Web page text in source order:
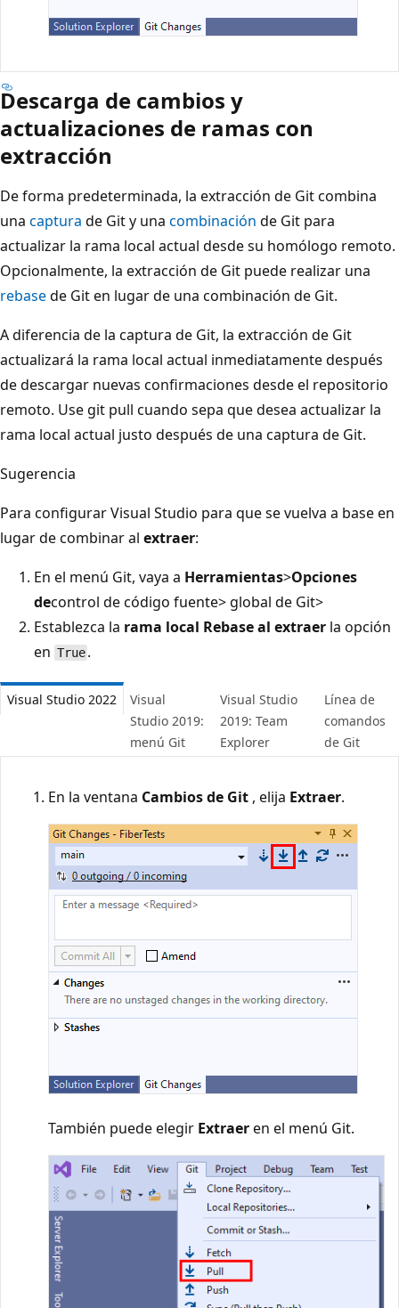
Descarga de cambios y
actualizaciones de ramas con
extracción
De forma predeterminada, la extracción de Git combina
una captura de Git y una combinación de Git para
actualizar la rama local actual desde su homólogo remoto.
Opcionalmente, la extracción de Git puede realizar una
rebasede Git en lugar de una combinación de Git.
A diferencia de la captura de Git, la extracción de Git
actualizará la rama local actual inmediatamente después
de descargar nuevas confirmaciones desde el repositorio
remoto. Use git pull cuando sepa que desea actualizar la
rama local actual justo después de una captura de Git.
Sugerencia
Para configurar Visual Studio para que se vuelva a base en
lugar de combinar al extraer:
En el menú Git, vaya a Herramientas>Opciones
decontrol de código fuente> global de Git>
Establezca la rama local Rebase al extraer la opción
en True .
Visual Studio 2022
Visual
Studio 2019:
menú Git
Visual Studio
2019: Team
Explorer
Línea de
comandos
de Git
En la ventana Cambios de Git , elija Extraer.
También puede elegir Extraeren el menú Git.